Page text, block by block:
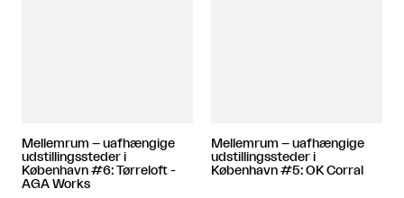
Mellemrum – uafhængige
udstillingssteder i
København #6: Tørreloft -
AGA Works
Mellemrum – uafhængige
udstillingssteder i
København #5: OK Corral